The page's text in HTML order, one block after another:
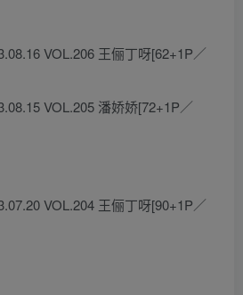
VOL.206 王俪丁呀[62+1P／
VOL.205 潘娇娇[72+1P／
VOL.204 王俪丁呀[90+1P／